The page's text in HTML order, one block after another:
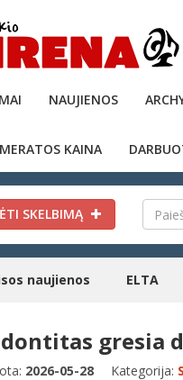
NAUJIENOS
KAINA
SKELBIMĄ
naujienos ELTA
gresia
2026-05-28 Kategorija: